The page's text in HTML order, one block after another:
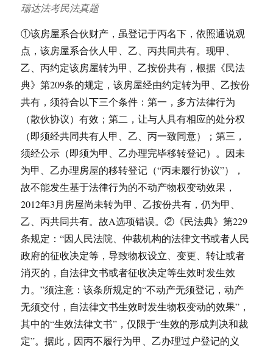
瑞达法考民法真题
①该房屋系合伙财产，虽登记于丙名下，依照通说观
点，该房屋系合伙人甲、乙、丙共同共有。现甲、
乙、丙约定该房屋转为甲、乙按份共有，根据《民法
典》第209条的规定，该房屋经由约定转为甲、乙按份
共有，须符合以下三个条件：第一，多方法律行为
（散伙协议）有效；第二，让与人具有相应的处分权
（即须经共同共有人甲、乙、丙一致同意）；第三，
须经公示（即须为甲、乙办理完毕移转登记）。因未
为甲、乙办理房屋的移转登记（“丙未履行协议”），
故不能发生基于法律行为的不动产物权变动效果，
2012年3月房屋尚未转为甲、乙按份共有，仍为甲、
乙、丙共同共有。故A选项错误。②《民法典》第229
条规定：“因人民法院、仲裁机构的法律文书或者人民
政府的征收决定等，导致物权设立、变更、转让或者
消灭的，自法律文书或者征收决定等生效时发生效
力。”须注意：该条所规定的“不动产无须登记，动产
无须交付，自法律文书生效时发生物权变动的效果”，
其中的“生效法律文书”，仅限于“生效的形成判决和裁
定”。据此，因丙不履行为甲、乙办理过户登记的义